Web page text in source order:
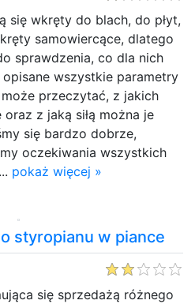
się wkręty do blach, do płyt,
samowiercące, dlatego
sprawdzenia, co dla nich
wszystkie parametry
przeczytać, z jakich
z jaką siłą można je
się bardzo dobrze,
oczekiwania wszystkich
pokaż więcej »
styropianu w piance
się sprzedażą różnego